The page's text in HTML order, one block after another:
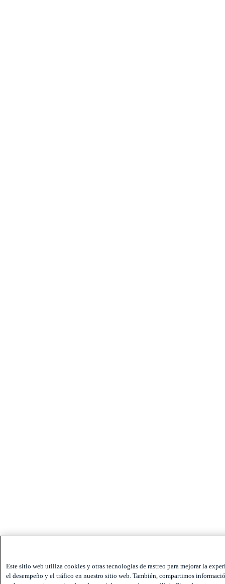
Este sitio web utiliza cookies y otras tecnologías de rastreo para mejorar la
el desempeño y el tráfico en nuestro sitio web. También, compartimos